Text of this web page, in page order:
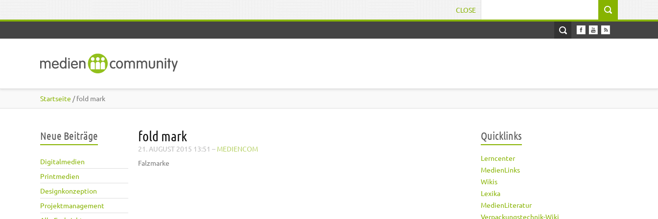
CLOSE
Startseite / fold mark
Neue Beiträge
Digitalmedien
Printmedien
Designkonzeption
Projektmanagement
fold mark
21. AUGUST 2015 13:51 – MEDIENCOM
Falzmarke
Quicklinks
Lerncenter
MedienLinks
Wikis
Lexika
MedienLiteratur
Verpackungstechnik-Wiki